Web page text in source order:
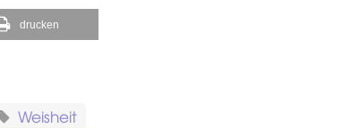
drucken
Weisheit